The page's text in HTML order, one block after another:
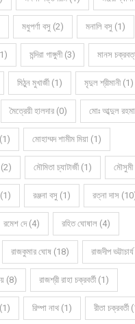
মধুপর্ণা বসু (2) মনালি বসু (1)
মন্দিরা গাঙ্গুলী (3) মানস
মিঠুন মুখার্জী (1) মৃদুল শ্রীমানী (1)
মৈত্রেয়ী হালদার (0) মোঃ আব্দুল
মোহাম্মদ শামীম মিয়া (1)
মৌমিতা চ্যাটার্জী (1) মৌসুমী
(1) রঞ্জনা বসু (1) রত্না দাস
রমেশ দে (4) রহিত ঘোষাল (4)
রাজকুমার ঘোষ (18) রাজদীপ
(8) রাজশ্রী রাহা চক্রবর্তী (1)
(1) রিম্পা নাথ (1) রীতা চক্রবর্তী